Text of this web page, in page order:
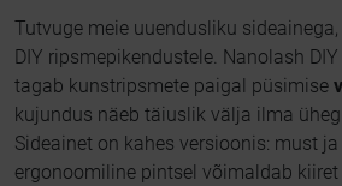
Tutvuge meie uuendusliku
DIY ripsmepikendustele. Nanolash
tagab kunstripsmete paigal püsimise
kujundus näeb täiuslik välja ilma
Sideainet on kahes versioonis: must
ergonoomiline pintsel võimaldab